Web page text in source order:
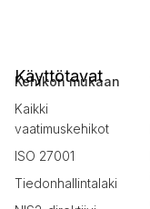
Käyttötavat
Kehikon mukaan
Kaikki
vaatimuskehikot
ISO 27001
Tiedonhallintalaki